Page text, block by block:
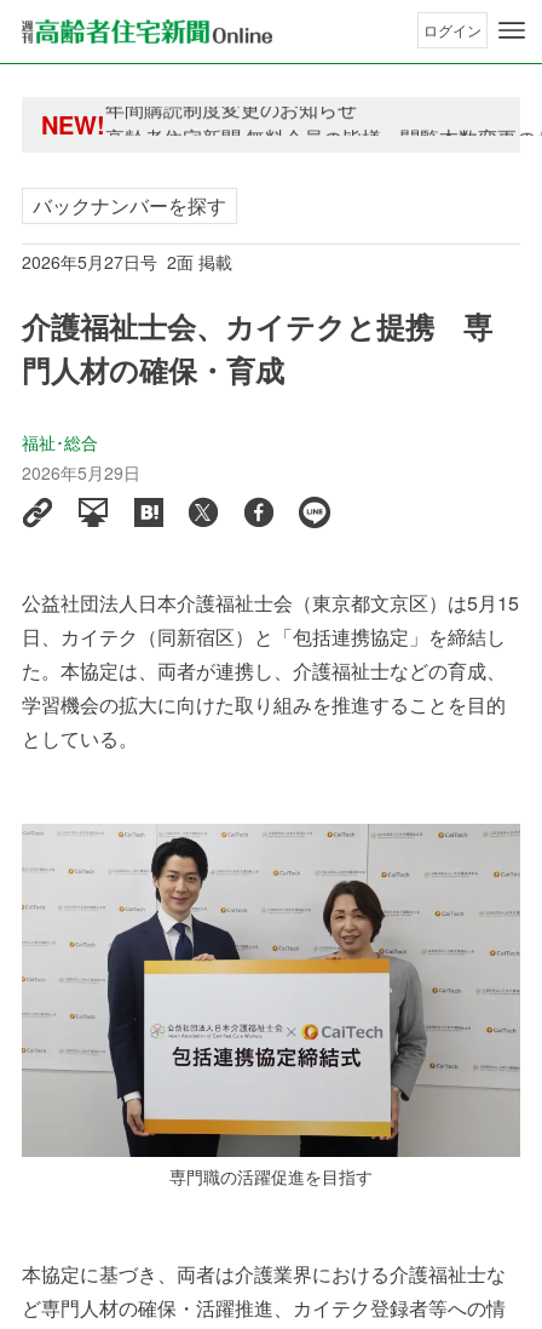
ログイン
NEW!高齢者住宅新聞 無料会員の皆様へ閲覧本数変更
高齢者住宅新聞 無料会員の皆様へ閲覧本数変更
バックナンバーを探す
2026年5月27日号 2面 掲載
介護福祉士会、カイテクと提携 専
門人材の確保・育成
福祉･総合
2026年5月29日
公益社団法人日本介護福祉士会（東京都文京区）は5月15
日、カイテク（同新宿区）と「包括連携協定」を締結し
た。本協定は、両者が連携し、介護福祉士などの育成、
学習機会の拡大に向けた取り組みを推進することを目的
としている。
専門職の活躍促進を目指す
本協定に基づき、両者は介護業界における介護福祉士な
ど専門人材の確保・活躍推進、カイテク登録者等への情